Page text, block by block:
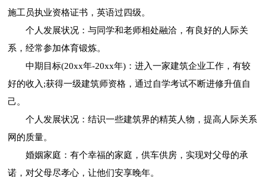
施工员执业资格证书，英语过四级。
个人发展状况：与同学和老师相处融洽，有良好的人际关
系，经常参加体育锻炼。
中期目标(20xx年-20xx年)：进入一家建筑企业工作，有较
好的收入;获得一级建筑师资格，通过自学考试不断进修升值自
己。
个人发展状况：结识一些建筑界的精英人物，提高人际关系
网的质量。
婚姻家庭：有个幸福的家庭，供车供房，实现对父母的承
诺，对父母尽孝心，让他们安享晚年。